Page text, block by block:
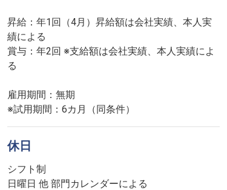
昇給：年1回（4月）昇給額は会社実績、本人実
績による
賞与：年2回 ※支給額は会社実績、本人実績によ
る
雇用期間：無期
※試用期間：6カ月（同条件）
休日
シフト制
日曜日 他 部門カレンダーによる